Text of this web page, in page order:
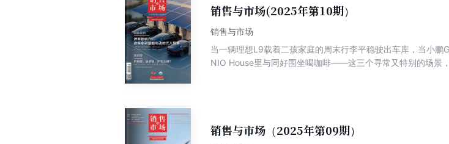
证”这把公信力钥匙，打开C端（消费者端）的信任心门。它意
下，将“安心”二字，从一个动人的营销口号，淬炼成一份份可查阅、可核验的法律文书
一个行业从低价内卷走向品质觉醒的缩影——定义“安心烤肠”的
肠”，而是“守一个家的餐桌安全”。
销售与市场(2025年第10期）
销售与市场
当一辆理想L9载着二孩家庭的周末行李平稳驶出车库，当小
NIO House里与同好围坐喝咖啡——这三个寻常又特别的场景
杆，当华为、小米带着生态基因闯入赛道，理想、小鹏、蔚
销售与市场（2025年第09期）